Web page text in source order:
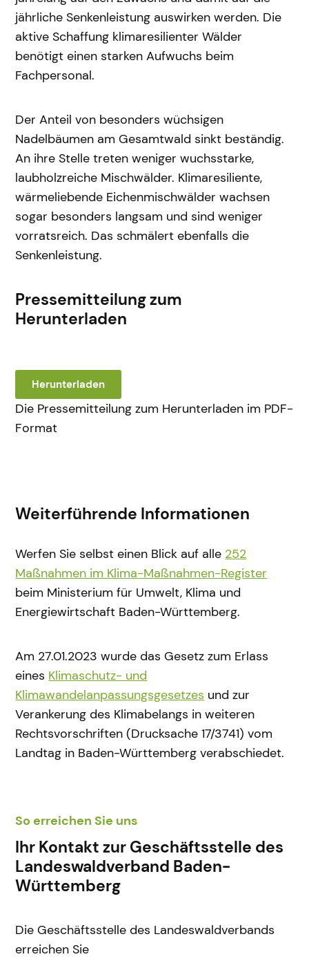
jährliche Senkenleistung auswirken werden. Die
aktive Schaffung klimaresilienter Wälder
benötigt einen starken Aufwuchs beim
Fachpersonal.
Der Anteil von besonders wüchsigen
Nadelbäumen am Gesamtwald sinkt beständig.
An ihre Stelle treten weniger wuchsstarke,
laubholzreiche Mischwälder. Klimaresiliente,
wärmeliebende Eichenmischwälder wachsen
sogar besonders langsam und sind weniger
vorratsreich. Das schmälert ebenfalls die
Senkenleistung.
Pressemitteilung zum
Herunterladen
Herunterladen
Die Pressemitteilung zum Herunterladen im PDF-
Format
Weiterführende Informationen
Werfen Sie selbst einen Blick auf alle 252
Maßnahmen im Klima-Maßnahmen-Register
beim Ministerium für Umwelt, Klima und
Energiewirtschaft Baden-Württemberg.
Am 27.01.2023 wurde das Gesetz zum Erlass
eines Klimaschutz- und
Klimawandelanpassungsgesetzes und zur
Verankerung des Klimabelangs in weiteren
Rechtsvorschriften (Drucksache 17/3741) vom
Landtag in Baden-Württemberg verabschiedet.
So erreichen Sie uns
Ihr Kontakt zur Geschäftsstelle des
Landeswaldverband Baden-
Württemberg
Die Geschäftsstelle des Landeswaldverbands
erreichen Sie